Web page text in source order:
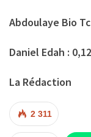
Abdoulaye Bio
Daniel Edah :
La Rédaction
2 311